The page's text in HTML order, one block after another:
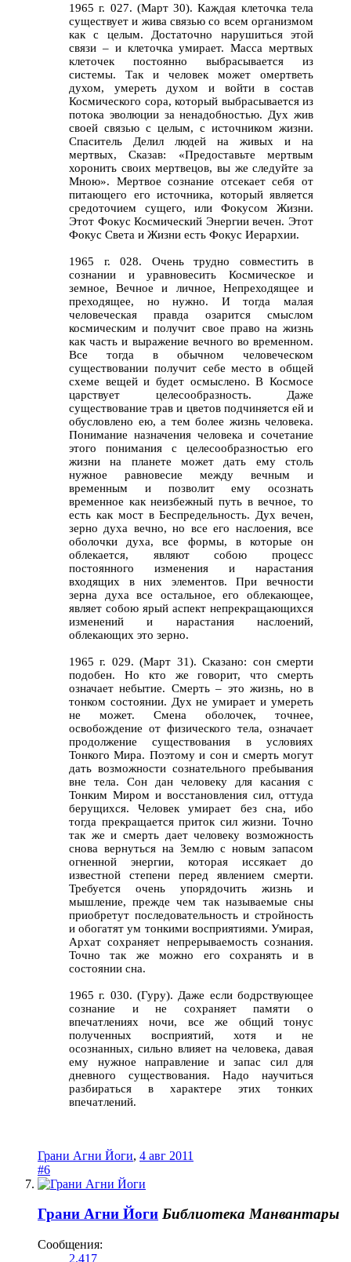
1965 г. 027. (Март 30). Каждая клеточка тела
существует и жива связью со всем организмом
как с целым. Достаточно нарушиться этой
связи – и клеточка умирает. Масса мертвых
клеточек постоянно выбрасывается из
системы. Так и человек может омертветь
духом, умереть духом и войти в состав
Космического сора, который выбрасывается из
потока эволюции за ненадобностью. Дух жив
своей связью с целым, с источником жизни.
Спаситель Делил людей на живых и на
мертвых, Сказав: «Предоставьте мертвым
хоронить своих мертвецов, вы же следуйте за
Мною». Мертвое сознание отсекает себя от
питающего его источника, который является
средоточием сущего, или Фокусом Жизни.
Этот Фокус Космический Энергии вечен. Этот
Фокус Света и Жизни есть Фокус Иерархии.
1965 г. 028. Очень трудно совместить в
сознании и уравновесить Космическое и
земное, Вечное и личное, Непреходящее и
преходящее, но нужно. И тогда малая
человеческая правда озарится смыслом
космическим и получит свое право на жизнь
как часть и выражение вечного во временном.
Все тогда в обычном человеческом
существовании получит себе место в общей
схеме вещей и будет осмыслено. В Космосе
царствует целесообразность. Даже
существование трав и цветов подчиняется ей и
обусловлено ею, а тем более жизнь человека.
Понимание назначения человека и сочетание
этого понимания с целесообразностью его
жизни на планете может дать ему столь
нужное равновесие между вечным и
временным и позволит ему осознать
временное как неизбежный путь в вечное, то
есть как мост в Беспредельность. Дух вечен,
зерно духа вечно, но все его наслоения, все
оболочки духа, все формы, в которые он
облекается, являют собою процесс
постоянного изменения и нарастания
входящих в них элементов. При вечности
зерна духа все остальное, его облекающее,
являет собою ярый аспект непрекращающихся
изменений и нарастания наслоений,
облекающих это зерно.
1965 г. 029. (Март 31). Сказано: сон смерти
подобен. Но кто же говорит, что смерть
означает небытие. Смерть – это жизнь, но в
тонком состоянии. Дух не умирает и умереть
не может. Смена оболочек, точнее,
освобождение от физического тела, означает
продолжение существования в условиях
Тонкого Мира. Поэтому и сон и смерть могут
дать возможности сознательного пребывания
вне тела. Сон дан человеку для касания с
Тонким Миром и восстановления сил, оттуда
берущихся. Человек умирает без сна, ибо
тогда прекращается приток сил жизни. Точно
так же и смерть дает человеку возможность
снова вернуться на Землю с новым запасом
огненной энергии, которая иссякает до
известной степени перед явлением смерти.
Требуется очень упорядочить жизнь и
мышление, прежде чем так называемые сны
приобретут последовательность и стройность
и обогатят ум тонкими восприятиями. Умирая,
Архат сохраняет непрерываемость сознания.
Точно так же можно его сохранять и в
состоянии сна.
1965 г. 030. (Гуру). Даже если бодрствующее
сознание и не сохраняет памяти о
впечатлениях ночи, все же общий тонус
полученных восприятий, хотя и не
осознанных, сильно влияет на человека, давая
ему нужное направление и запас сил для
дневного существования. Надо научиться
разбираться в характере этих тонких
впечатлений.
Грани Агни Йоги, 4 авг 2011
#6
Грани Агни Йоги Библиотека Манвантары
Сообщения:
2.417